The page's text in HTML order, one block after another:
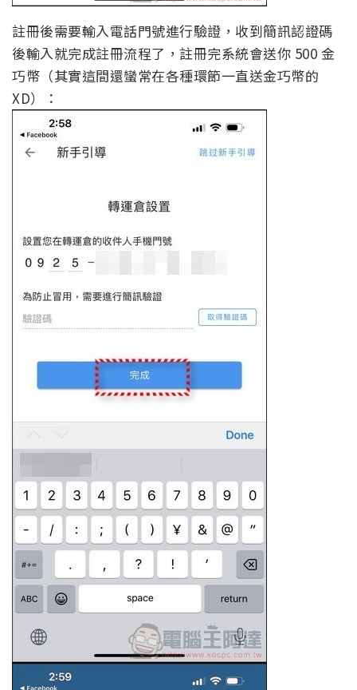
註冊後需要輸入電話門號進行驗證，收到簡訊認證碼
後輸入就完成註冊流程了，註冊完系統會送你 500 金
巧幣（其實這間還蠻常在各種環節一直送金巧幣的
XD）：